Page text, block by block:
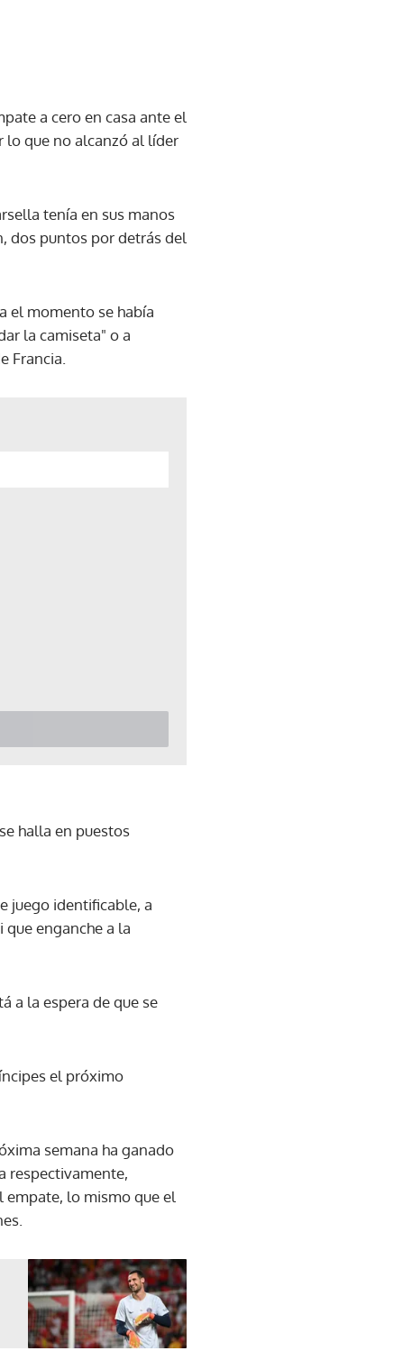
a cero en casa ante el
lo que no alcanzó al líder
tenía en sus manos
dos puntos por detrás del
el momento se había
la camiseta" o a
Francia.
halla en puestos
juego identificable, a
enganche a la
a la espera de que se
el próximo
semana ha ganado
respectivamente,
empate, lo mismo que el